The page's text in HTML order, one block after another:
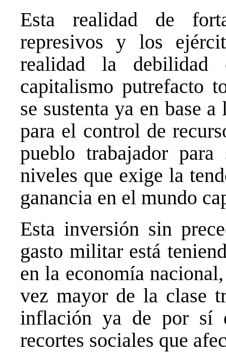
Esta realidad de
represivos y los
realidad la debilidad
capitalismo putrefacto
se sustenta ya en base
para el control de
pueblo trabajador
niveles que exige la
ganancia en el mundo
Esta inversión sin
gasto militar está
en la economía
vez mayor de la clase
inflación ya de por sí
recortes sociales que